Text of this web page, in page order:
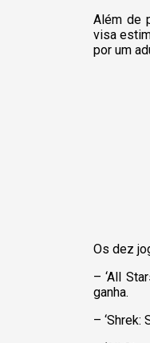
Além de
visa
por um
Os dez
– ‘All
ganha.
– ‘Shrek: